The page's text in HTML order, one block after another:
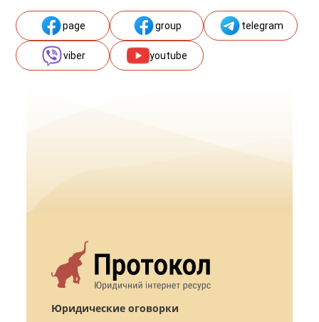
page group telegram
viber youtube
Юридические оговорки